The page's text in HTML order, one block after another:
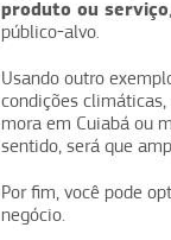
produto ou serviço
público-alvo.
Usando outro
condições
mora em Cuiabá ou
sentido, será que
Por fim, você pode
negócio.